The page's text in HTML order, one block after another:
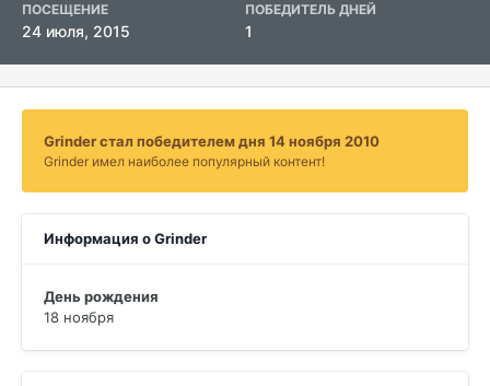
ПОСЕЩЕНИЕ
24 июля, 2015
ПОБЕДИТЕЛЬ ДНЕЙ
1
Grinder стал победителем дня 14 ноября 2010
Grinder имел наиболее популярный контент!
Информация о Grinder
День рождения
18 ноября